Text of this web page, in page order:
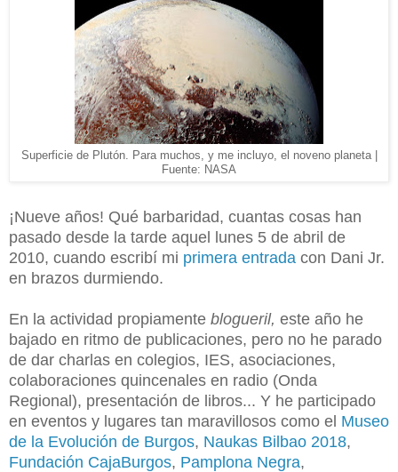
Superficie de Plutón. Para muchos, y me incluyo, el noveno planeta |
Fuente: NASA
¡Nueve años! Qué barbaridad, cuantas cosas han
pasado desde la tarde aquel lunes 5 de abril de
2010, cuando escribí mi primera entrada con Dani Jr.
en brazos durmiendo.
En la actividad propiamente blogueril, este año he
bajado en ritmo de publicaciones, pero no he parado
de dar charlas en colegios, IES, asociaciones,
colaboraciones quincenales en radio (Onda
Regional), presentación de libros... Y he participado
en eventos y lugares tan maravillosos como el Museo
de la Evolución de Burgos, Naukas Bilbao 2018,
Fundación CajaBurgos, Pamplona Negra,